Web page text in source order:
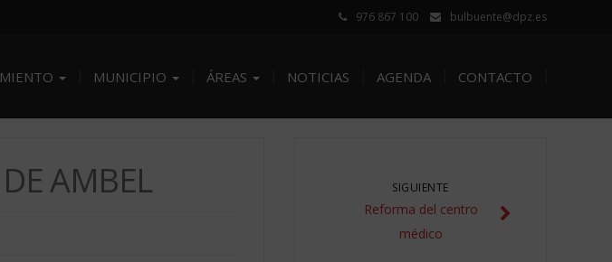
976 867 100 bulbuente@dpz.es
MUNICIPIO ÁREAS NOTICIAS AGENDA CONTACTO
AMBEL SIGUIENTE
Reforma del centro
médico